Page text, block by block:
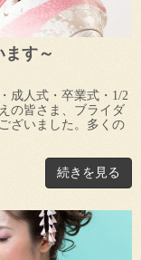
す～
成人式・卒業式・1/2
の皆さま、ブライダ
ざいました。多くの
続きを見る